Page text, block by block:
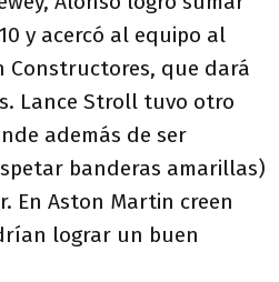
y acercó al equipo al
Constructores, que dará
Lance Stroll tuvo otro
además de ser
banderas amarillas)
En Aston Martin creen
lograr un buen